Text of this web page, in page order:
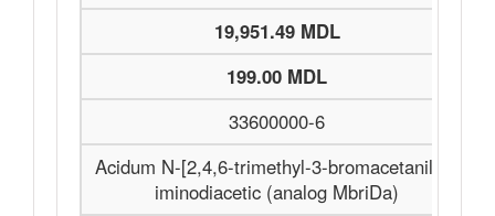
19,951.49 MDL
199.00 MDL
33600000-6
Acidum N-[2,4,6-trimethyl-3-bromacetanilid]-
iminodiacetic (analog MbriDa)